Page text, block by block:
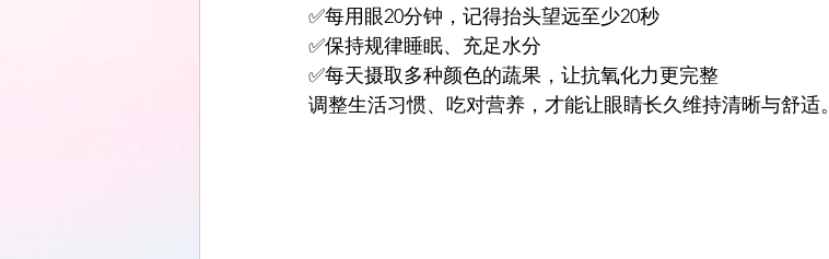
✅每用眼20分钟，记得抬头望远至少20秒
✅保持规律睡眠、充足水分
✅每天摄取多种颜色的蔬果，让抗氧化力更完整
调整生活习惯、吃对营养，才能让眼睛长久维持清晰与舒适。